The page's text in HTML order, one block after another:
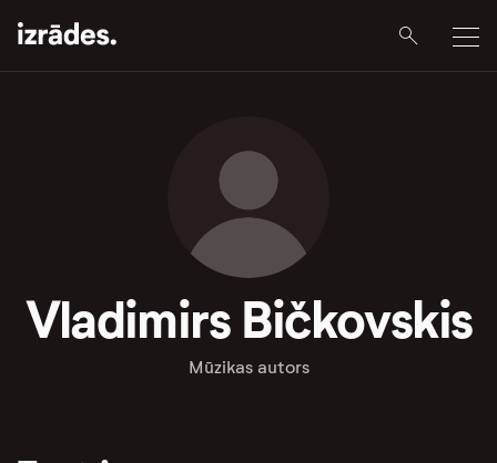
Vladimirs Bičkovskis
Mūzikas autors